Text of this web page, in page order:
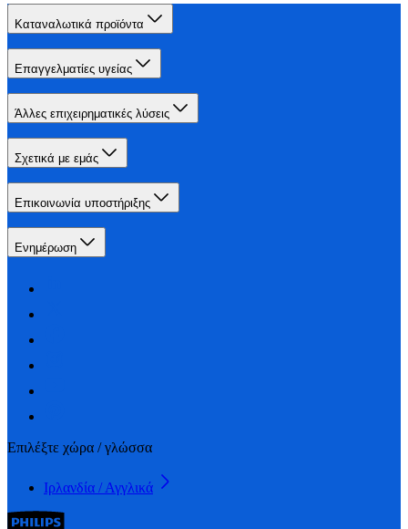
Καταναλωτικά προϊόντα
Επαγγελματίες υγείας
Άλλες επιχειρηματικές λύσεις
Σχετικά με εμάς
Επικοινωνία υποστήριξης
Ενημέρωση
Επιλέξτε χώρα / γλώσσα
Ιρλανδία / Αγγλικά